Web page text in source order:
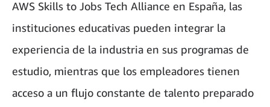
AWS Skills to Jobs Tech Alliance en España, las
instituciones educativas pueden integrar la
experiencia de la industria en sus programas de
estudio, mientras que los empleadores tienen
acceso a un flujo constante de talento preparado